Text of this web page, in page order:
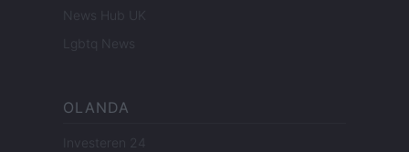
News Hub UK
Lgbtq News
OLANDA
Investeren 24